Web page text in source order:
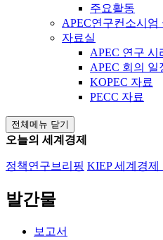
주요활동
APEC연구컨소시엄
자료실
APEC 연구 시
APEC 회의 일
KOPEC 자료
PECC 자료
전체메뉴 닫기
오늘의 세계경제
정책연구브리핑 KIEP 세계경제
발간물
보고서